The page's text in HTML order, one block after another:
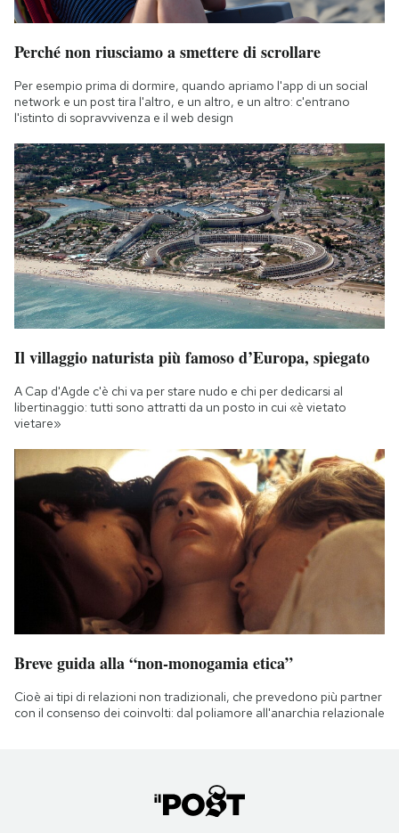
Perché non riusciamo a smettere di scrollare
Per esempio prima di dormire, quando apriamo l'app di un social
network e un post tira l'altro, e un altro, e un altro: c'entrano
l'istinto di sopravvivenza e il web design
Il villaggio naturista più famoso d’Europa, spiegato
A Cap d'Agde c'è chi va per stare nudo e chi per dedicarsi al
libertinaggio: tutti sono attratti da un posto in cui «è vietato
vietare»
Breve guida alla “non-monogamia etica”
Cioè ai tipi di relazioni non tradizionali, che prevedono più partner
con il consenso dei coinvolti: dal poliamore all'anarchia relazionale